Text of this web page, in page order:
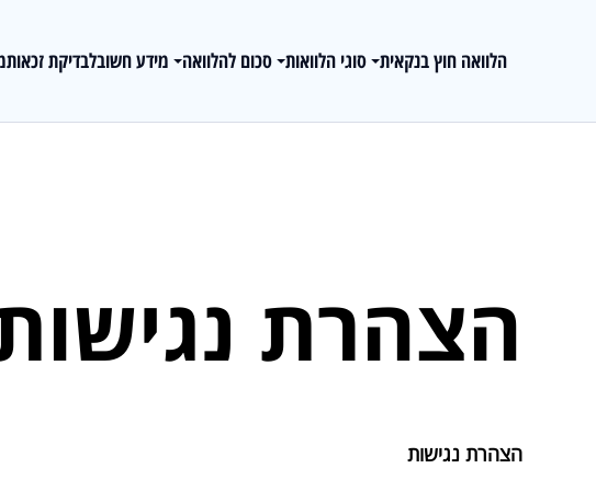
הלוואה חוץ בנקאית סוגי הלוואות סכום להלוואה מידע חשובלבדיקת זכאות
הצהרת
הצהרת נגישות